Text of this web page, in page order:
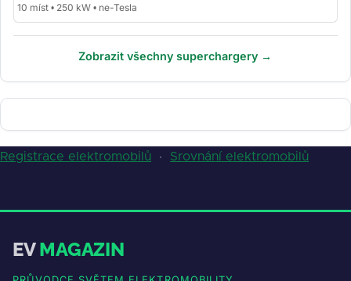
10 míst • 250 kW • ne-Tesla
Zobrazit všechny superchargery →
Registrace elektromobilů · Srovnání elektromobilů
EVMAGAZIN